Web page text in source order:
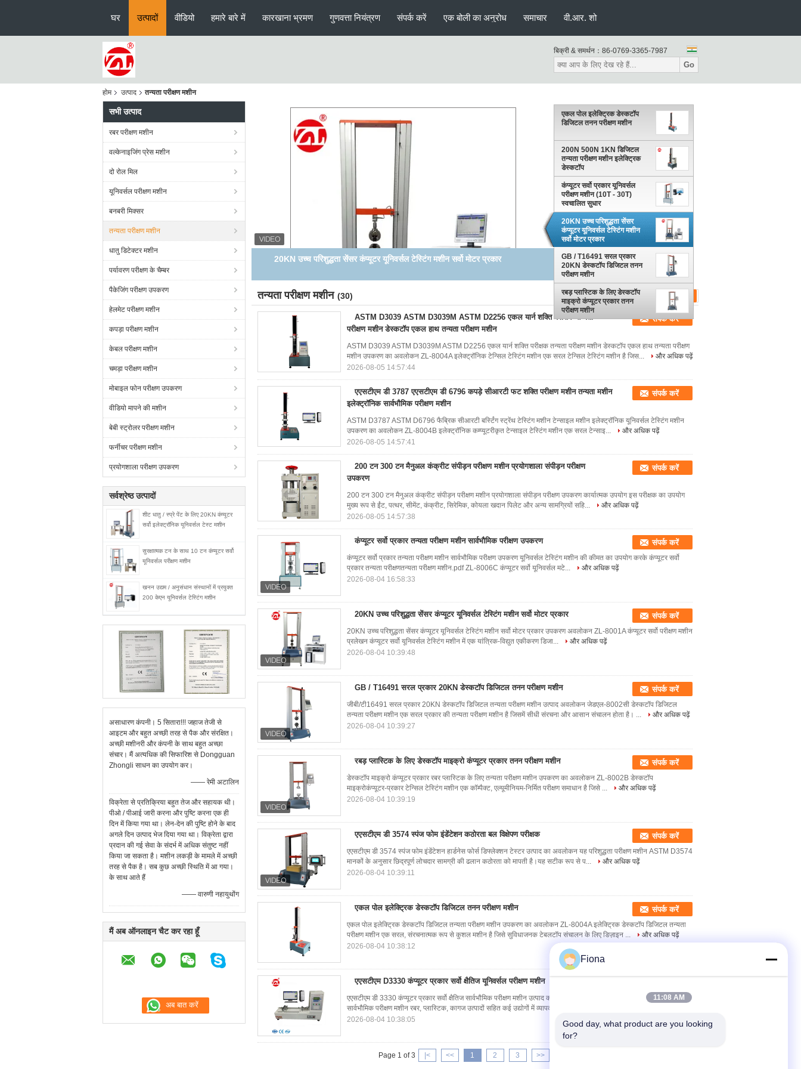
घर उत्पादों वीडियो हमारे बारे में कारखाना भ्रमण गुणवत्ता नियंत्रण संपर्क करें एक बोली का अनुरोध समाचार वी.आर. शो
बिक्री & समर्थन： 86-0769-3365-7987
Go
होम उत्पाद तन्यता परीक्षण मशीन
सभी उत्पाद
रबर परीक्षण मशीन
वल्केनाइजिंग प्रेस मशीन
दो रोल मिल
यूनिवर्सल परीक्षण मशीन
बनबरी मिक्सर
तन्यता परीक्षण मशीन
धातु डिटेक्टर मशीन
पर्यावरण परीक्षण के चैम्बर
पैकेजिंग परीक्षण उपकरण
हेलमेट परीक्षण मशीन
कपड़ा परीक्षण मशीन
केबल परीक्षण मशीन
चमड़ा परीक्षण मशीन
मोबाइल फोन परीक्षण उपकरण
वीडियो मापने की मशीन
बेबी स्ट्रोलर परीक्षण मशीन
फर्नीचर परीक्षण मशीन
प्रयोगशाला परीक्षण उपकरण
सर्वश्रेष्ठ उत्पादों
शीट धातु / स्प्रे पेंट के लिए 20KN कंप्यूटर
सर्वो इलेक्ट्रॉनिक यूनिवर्सल टेस्ट मशीन
सुरक्षात्मक टन के साथ 10 टन कंप्यूटर सर्वो
यूनिवर्सल परीक्षण मशीन
खनन उद्यम / अनुसंधान संस्थानों में प्रयुक्त
200 केएन यूनिवर्सल टेस्टिंग मशीन
असाधारण कंपनी। 5 सितारा!!! जहाज तेजी से
आइटम और बहुत अच्छी तरह से पैक और संरक्षित।
अच्छी मशीनरी और कंपनी के साथ बहुत अच्छा
संचार। मैं अत्यधिक की सिफारिश से Dongguan
Zhongli साधन का उपयोग कर।
—— रेमी अटालिन
विक्रेता से प्रतिक्रिया बहुत तेज और सहायक थी।
पीओ / पीआई जारी करना और पुष्टि करना एक ही
दिन में किया गया था। लेन-देन की पुष्टि होने के बाद
अगले दिन उत्पाद भेज दिया गया था। विक्रेता द्वारा
प्रदान की गई सेवा के संदर्भ में अधिक संतुष्ट नहीं
किया जा सकता है। मशीन लकड़ी के मामले में अच्छी
तरह से पैक है। सब कुछ अच्छी स्थिति में आ गया।
के साथ आते हैं
—— वारुणी नहायुथोंग
मैं अब ऑनलाइन चैट कर रहा हूँ
GB / T16491 सरल प्रकार 20KN डेस्कटॉप डिजिटल तनन परीक्षण मशीन
एकल पोल इलेक्ट्रिक डेस्कटॉप
डिजिटल तनन परीक्षण मशीन
200N 500N 1KN डिजिटल
तन्यता परीक्षण मशीन इलेक्ट्रिक
डेस्कटॉप
कंप्यूटर सर्वो प्रकार यूनिवर्सल
परीक्षण मशीन (10T - 30T)
स्वचालित सुधार
20KN उच्च परिशुद्धता सेंसर
कंप्यूटर यूनिवर्सल टेस्टिंग मशीन
सर्वो मोटर प्रकार
GB / T16491 सरल प्रकार
20KN डेस्कटॉप डिजिटल तनन
परीक्षण मशीन
रबड़ प्लास्टिक के लिए डेस्कटॉप
माइक्रो कंप्यूटर प्रकार तनन
परीक्षण मशीन
तन्यता परीक्षण मशीन (30)
ASTM D3039 ASTM D3039M ASTM D2256 एकल यार्न शक्ति परीक्षक तन्यता
परीक्षण मशीन डेस्कटॉप एकल हाथ तन्यता परीक्षण मशीन
संपर्क करें
ASTM D3039 ASTM D3039M ASTM D2256 एकल यार्न शक्ति परीक्षक तन्यता परीक्षण मशीन डेस्कटॉप एकल हाथ तन्यता परीक्षण
मशीन उपकरण का अवलोकन ZL-8004A इलेक्ट्रॉनिक टेन्सिल टेस्टिंग मशीन एक सरल टेन्सिल टेस्टिंग मशीन है जिस...
और अधिक पढ़ें
2026-08-05 14:57:44
एएसटीएम डी 3787 एएसटीएम डी 6796 कपड़े सीआरटी फट शक्ति परीक्षण मशीन तन्यता मशीन
इलेक्ट्रॉनिक सार्वभौमिक परीक्षण मशीन
संपर्क करें
ASTM D3787 ASTM D6796 फैब्रिक सीआरटी बर्स्टिंग स्ट्रेंथ टेस्टिंग मशीन टेन्साइल मशीन इलेक्ट्रॉनिक यूनिवर्सल टेस्टिंग मशीन
उपकरण का अवलोकन ZL-8004B इलेक्ट्रॉनिक कम्प्यूटरीकृत टेन्साइल टेस्टिंग मशीन एक सरल टेन्साइ...
और अधिक पढ़ें
2026-08-05 14:57:41
200 टन 300 टन मैनुअल कंक्रीट संपीड़न परीक्षण मशीन प्रयोगशाला संपीड़न परीक्षण
उपकरण
संपर्क करें
200 टन 300 टन मैनुअल कंक्रीट संपीड़न परीक्षण मशीन प्रयोगशाला संपीड़न परीक्षण उपकरण कार्यात्मक उपयोग इस परीक्षक का उपयोग
मुख्य रूप से ईंट, पत्थर, सीमेंट, कंक्रीट, सिरेमिक, कोयला खदान पिलेट और अन्य सामग्रियों सहि...
और अधिक पढ़ें
2026-08-05 14:57:38
कंप्यूटर सर्वो प्रकार तन्यता परीक्षण मशीन सार्वभौमिक परीक्षण उपकरण संपर्क करें
कंप्यूटर सर्वो प्रकार तन्यता परीक्षण मशीन सार्वभौमिक परीक्षण उपकरण यूनिवर्सल टेस्टिंग मशीन की कीमत का उपयोग करके कंप्यूटर सर्वो
प्रकार तन्यता परीक्षणतन्यता परीक्षण मशीन.pdf ZL-8006C कंप्यूटर सर्वो यूनिवर्सल मटे...
और अधिक पढ़ें
2026-08-04 16:58:33
20KN उच्च परिशुद्धता सेंसर कंप्यूटर यूनिवर्सल टेस्टिंग मशीन सर्वो मोटर प्रकार संपर्क करें
20KN उच्च परिशुद्धता सेंसर कंप्यूटर यूनिवर्सल टेस्टिंग मशीन सर्वो मोटर प्रकार उपकरण अवलोकन ZL-8001A कंप्यूटर सर्वो परीक्षण मशीन
प्रलेखन कंप्यूटर सर्वो यूनिवर्सल टेस्टिंग मशीन में एक यांत्रिक-विद्युत एकीकरण डिजा...
और अधिक पढ़ें
2026-08-04 10:39:48
GB / T16491 सरल प्रकार 20KN डेस्कटॉप डिजिटल तनन परीक्षण मशीन संपर्क करें
जीबी/टी16491 सरल प्रकार 20KN डेस्कटॉप डिजिटल तन्यता परीक्षण मशीन उत्पाद अवलोकन जेडएल-8002सी डेस्कटॉप डिजिटल
तन्यता परीक्षण मशीन एक सरल प्रकार की तन्यता परीक्षण मशीन है जिसमें सीधी संरचना और आसान संचालन होता है। ...
और अधिक पढ़ें
2026-08-04 10:39:27
रबड़ प्लास्टिक के लिए डेस्कटॉप माइक्रो कंप्यूटर प्रकार तनन परीक्षण मशीन संपर्क करें
डेस्कटॉप माइक्रो कंप्यूटर प्रकार रबर प्लास्टिक के लिए तन्यता परीक्षण मशीन उपकरण का अवलोकन ZL-8002B डेस्कटॉप
माइक्रोकंप्यूटर-प्रकार टेन्सिल टेस्टिंग मशीन एक कॉम्पैक्ट, एल्यूमीनियम-निर्मित परीक्षण समाधान है जिसे ...
और अधिक पढ़ें
2026-08-04 10:39:19
एएसटीएम डी 3574 स्पंज फोम इंडेंटेशन कठोरता बल विक्षेपण परीक्षक संपर्क करें
एएसटीएम डी 3574 स्पंज फोम इंडेंटेशन हार्डनेस फोर्स डिफ्लेक्शन टेस्टर उत्पाद का अवलोकन यह परिशुद्धता परीक्षण मशीन ASTM D3574
मानकों के अनुसार छिद्रपूर्ण लोचदार सामग्री की ढलान कठोरता को मापती है।यह सटीक रूप से प...
और अधिक पढ़ें
2026-08-04 10:39:11
एकल पोल इलेक्ट्रिक डेस्कटॉप डिजिटल तनन परीक्षण मशीन संपर्क करें
एकल पोल इलेक्ट्रिक डेस्कटॉप डिजिटल तन्यता परीक्षण मशीन उपकरण का अवलोकन ZL-8004A इलेक्ट्रिक डेस्कटॉप डिजिटल तन्यता
परीक्षण मशीन एक सरल, संरचनात्मक रूप से कुशल मशीन है जिसे सुविधाजनक टेबलटॉप संचालन के लिए डिज़ाइन ...
और अधिक पढ़ें
2026-08-04 10:38:12
एएसटीएम D3330 कंप्यूटर प्रकार सर्वो क्षैतिज यूनिवर्सल परीक्षण मशीन
एएसटीएम डी 3330 कंप्यूटर प्रकार सर्वो क्षैतिज सार्वभौमिक परीक्षण मशीन उत्पाद का अवलोकन यह उन्नत कंप्यूटर नियंत्रित सर्वो क्षैतिज
सार्वभौमिक परीक्षण मशीन रबर, प्लास्टिक, कागज उत्पादों सहित कई उद्योगों में व्यापक ...
2026-08-04 10:38:05
Page 1 of 3 |< << 1 2 3 >>
Fiona
11:08 AM
Good day, what product are you looking
for?